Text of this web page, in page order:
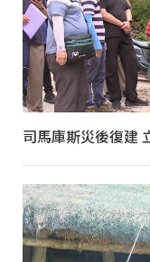
司馬庫斯災後復建